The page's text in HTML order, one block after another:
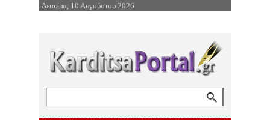
Επιστροφή στην Πλοήγηση
Δευτέρα, 10 Αυγούστου 2026